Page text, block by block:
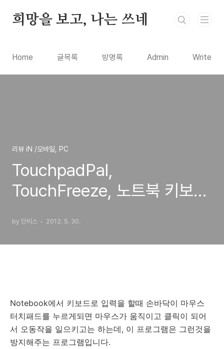
희망을 보고, 나는 쓰네
Home 글목록 방명록 Admin Write
리뷰 iN /모바일, PC
TouchpadPal,
TouchFreeze, 노트북 키보드
비활성화해주는 프로그램
by 단비스 2012. 5. 30.
Notebook에서 키보드로 입력을 할때 손바닥이 마우스
터치패드를 누르게되면 마우스가 움직이고 클릭이 되어
서 오동작을 일으키고는 하는데, 이 프로그램은 그런것을
방지해주는 프로그램입니다.